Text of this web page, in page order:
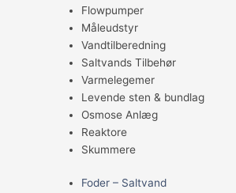
Flowpumper
Måleudstyr
Vandtilberedning
Saltvands Tilbehør
Varmelegemer
Levende sten & bundlag
Osmose Anlæg
Reaktore
Skummere
Foder – Saltvand